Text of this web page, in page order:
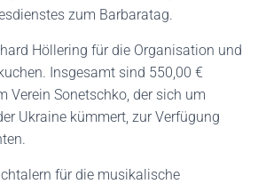
zum Barbaratag.
Höllering für die Organisation und
Insgesamt sind 550,00 €
Verein Sonetschko, der sich um
Ukraine kümmert, zur Verfügung
für die musikalische